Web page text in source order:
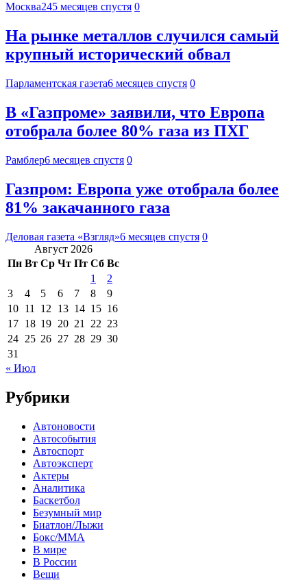
Москва245 месяцев спустя 0
На рынке металлов случился самый
крупный исторический обвал
Парламентская газета6 месяцев спустя 0
В «Газпроме» заявили, что Европа
отобрала более 80% газа из ПХГ
Рамблер6 месяцев спустя 0
Газпром: Европа уже отобрала более
81% закачанного газа
Деловая газета «Взгляд»6 месяцев спустя 0
Август 2026
Пн Вт Ср Чт Пт Сб Вс
1
2
3
4 5 6 7 8
9
10 11 12 13 14 15 16
17 18 19 20 21 22 23
24 25 26 27 28 29 30
31
« Июл
Рубрики
Автоновости
Автособытия
Автоспорт
Автоэксперт
Актеры
Аналитика
Баскетбол
Безумный мир
Биатлон/Лыжи
Бокс/MMA
В мире
В России
Вещи